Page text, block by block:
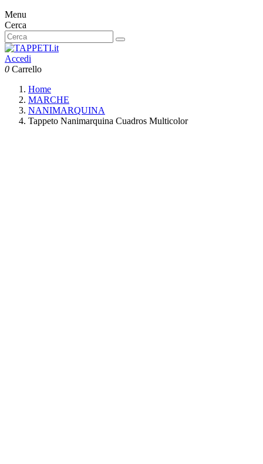
Menu
Cerca
Accedi
0 Carrello
Home
MARCHE
NANIMARQUINA
Tappeto Nanimarquina Cuadros Multicolor